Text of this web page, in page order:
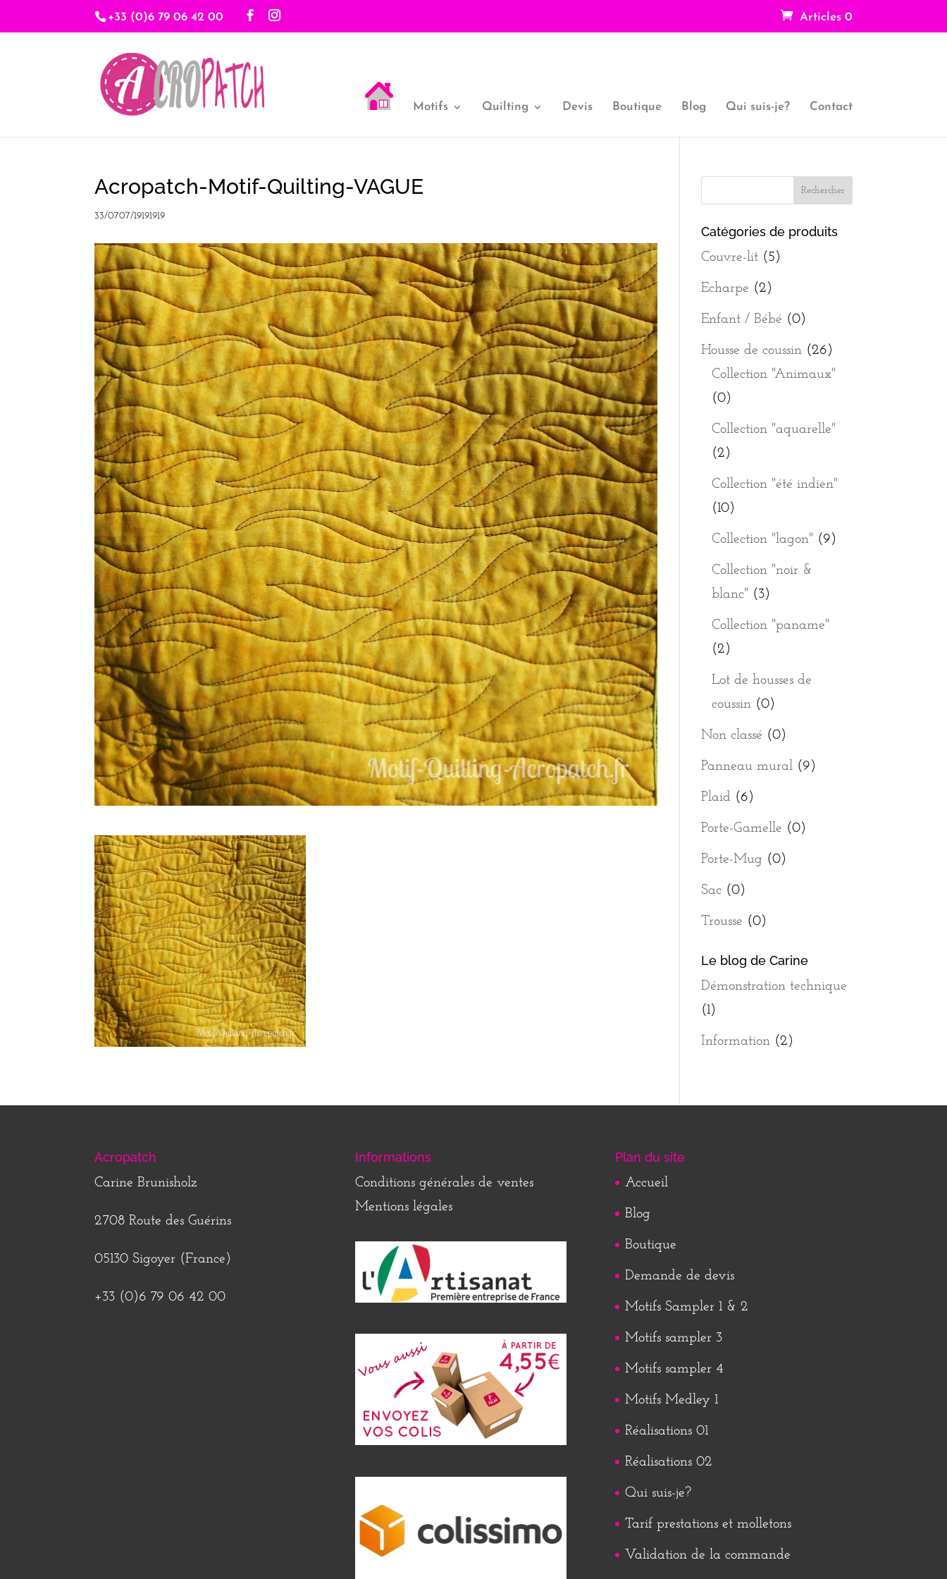
+33 (0)6 79 06 42 00 Articles 0
Motifs Quilting Devis Boutique Blog Qui suis-je? Contact
Acropatch-Motif-Quilting-VAGUE
33/0707/19191919
Catégories de produits
Couvre-lit (5)
Echarpe (2)
Enfant / Bébé (0)
Housse de coussin (26)
Collection "Animaux"
(0)
Collection "aquarelle"
(2)
Collection "été indien"
(10)
Collection "lagon" (9)
Collection "noir &
blanc" (3)
Collection "paname"
(2)
Lot de housses de
coussin (0)
Non classé (0)
Panneau mural (9)
Plaid (6)
Porte-Gamelle (0)
Porte-Mug (0)
Sac (0)
Trousse (0)
Le blog de Carine
Démonstration technique
(1)
Information(2)
Acropatch
Carine Brunisholz
2708 Route des Guérins
05130 Sigoyer (France)
+33 (0)6 79 06 42 00
Informations
Conditions générales de ventes
Mentions légales
Plan du site
Accueil
Blog
Boutique
Demande de devis
Motifs Sampler 1 & 2
Motifs sampler 3
Motifs sampler 4
Motifs Medley 1
Réalisations 01
Réalisations 02
Qui suis-je?
Tarif prestations et molletons
Validation de la commande